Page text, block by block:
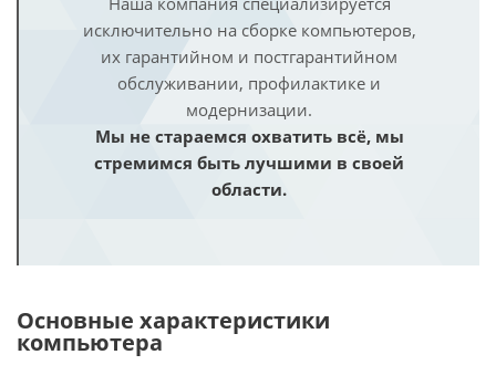
исключительно на сборке компьютеров,
их гарантийном и постгарантийном
обслуживании, профилактике и
модернизации.
Мы не стараемся охватить всё, мы
стремимся быть лучшими в своей
области.
Основные характеристики
компьютера